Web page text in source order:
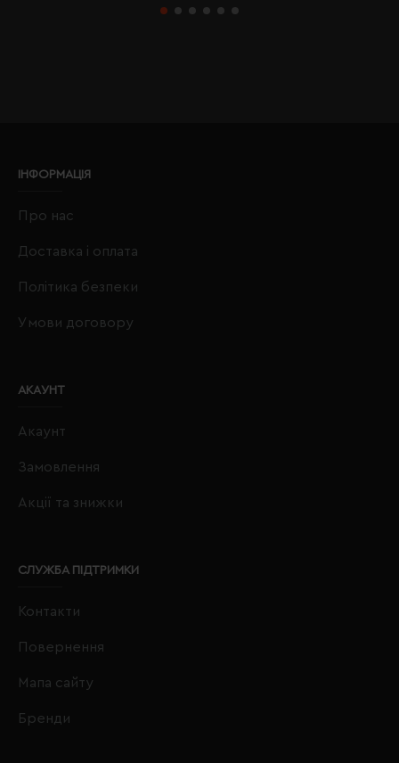
ІНФОРМАЦІЯ
Про нас
Доставка і оплата
Політика безпеки
Умови договору
АКАУНТ
Акаунт
Замовлення
Акції та знижки
СЛУЖБА ПІДТРИМКИ
Контакти
Повернення
Мапа сайту
Бренди